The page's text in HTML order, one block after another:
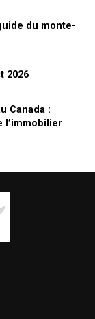
du monte-
2026
Canada :
l’immobilier